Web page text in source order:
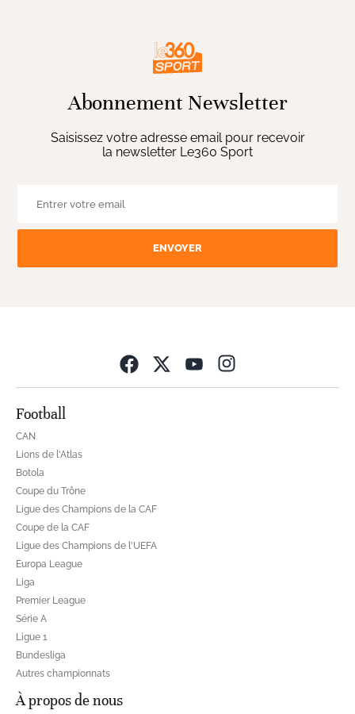
Abonnement Newsletter
Saisissez votre adresse email pour recevoir
la newsletter Le360 Sport
ENVOYER
Football
CAN
Lions de l'Atlas
Botola
Coupe du Trône
Ligue des Champions de la CAF
Coupe de la CAF
Ligue des Champions de l'UEFA
Europa League
Liga
Premier League
Série A
Ligue 1
Bundesliga
Autres championnats
À propos de nous